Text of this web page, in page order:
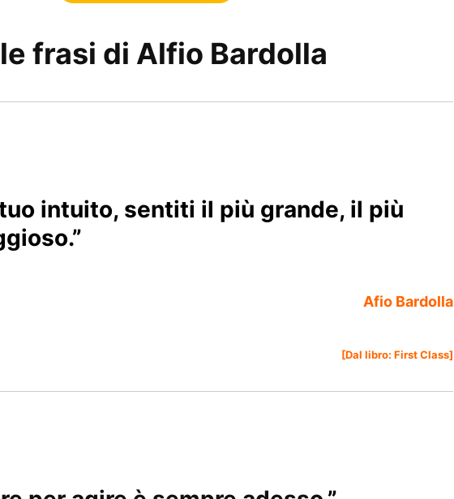
frasi di Alfio Bardolla
intuito, sentiti il più grande, il più
Afio Bardolla
[Dal libro: First Class]